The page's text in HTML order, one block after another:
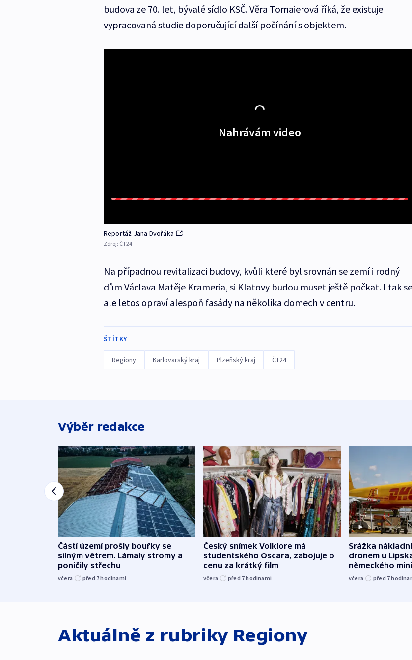
budova ze 70. let, bývalé sídlo KSČ. Věra Tomaierová říká, že existuje
vypracovaná studie doporučující další počínání s objektem.
Nahrávám video
Reportáž Jana Dvořáka
Zdroj: ČT24
Na případnou revitalizaci budovy, kvůli které byl srovnán se zemí i rodný
dům Václava Matěje Krameria, si Klatovy budou muset ještě počkat. I tak se
ale letos opraví alespoň fasády na několika domech v centru.
ŠTÍTKY
Regiony Karlovarský kraj Plzeňský kraj ČT24
Výběr redakce
Částí území prošly bouřky se
silným větrem. Lámaly stromy a
poničily střechu
včera před 7hodinami
Český snímek Volklore má
studentského Oscara, zabojuje o
cenu za krátký film
včera před 7hodinami
Srážka
dronem u
německého
včera před 7
Aktuálně z rubriky Regiony